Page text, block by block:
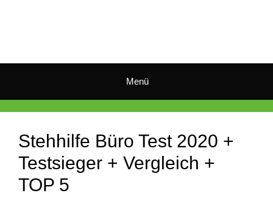
Menü
Stehhilfe Büro Test 2020 +
Testsieger + Vergleich +
TOP 5